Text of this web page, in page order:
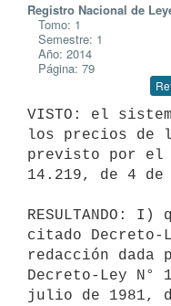
Registro Nacional de
Tomo: 1
Semestre: 1
Año: 2014
Página: 79
VISTO: el
los precios de
previsto por el
14.219, de 4
RESULTANDO:
citado Decreto-
redacción
Decreto-Ley N°
julio de 1981,